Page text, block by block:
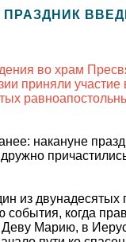
во храм
приняли
накануне
из двунадесятых
когда
Деву Марию, в